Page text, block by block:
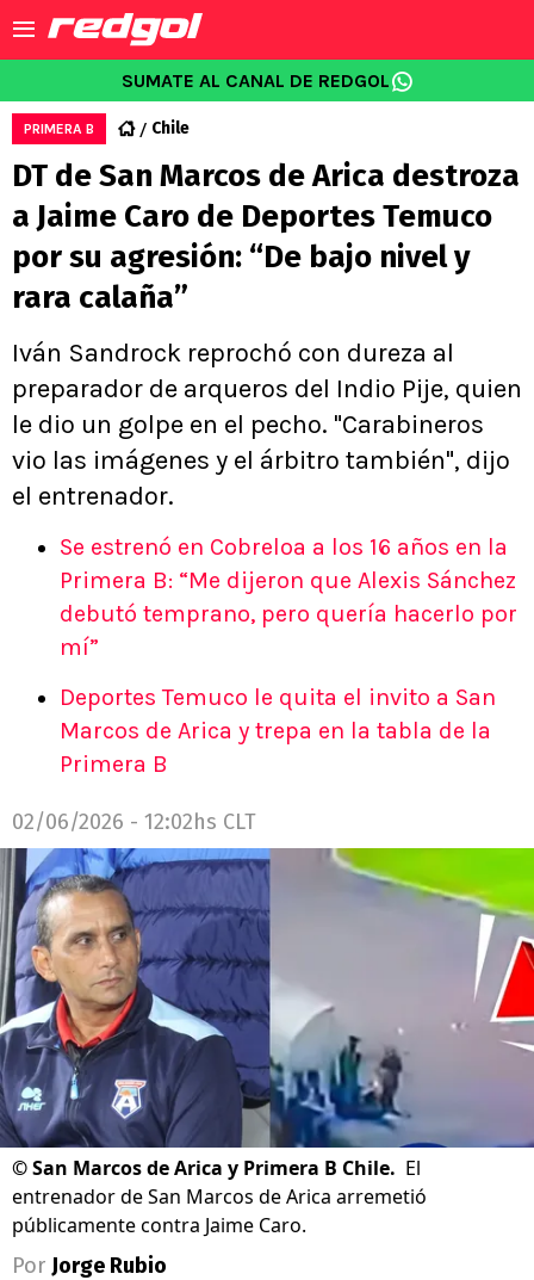
SUMATE AL CANAL DE REDGOL
PRIMERA B Chile
DT de San Marcos de Arica destroza
a Jaime Caro de Deportes Temuco
por su agresión: “De bajo nivel y
rara calaña”
Iván Sandrock reprochó con dureza al
preparador de arqueros del Indio Pije, quien
le dio un golpe en el pecho. "Carabineros
vio las imágenes y el árbitro también", dijo
el entrenador.
Se estrenó en Cobreloa a los 16 años en la
Primera B: “Me dijeron que Alexis Sánchez
debutó temprano, pero quería hacerlo por
mí”
Deportes Temuco le quita el invito a San
Marcos de Arica y trepa en la tabla de la
Primera B
02/06/2026 - 12:02hs CLT
©San Marcos de Arica y Primera B Chile. El
entrenador de San Marcos de Arica arremetió
públicamente contra Jaime Caro.
Por Jorge Rubio